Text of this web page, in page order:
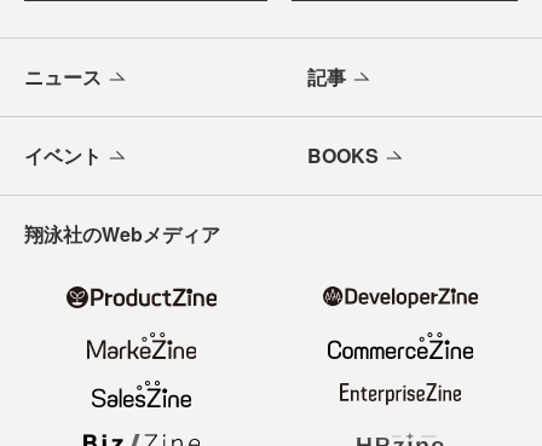
ニュース 記事
イベント BOOKS
翔泳社のWebメディア